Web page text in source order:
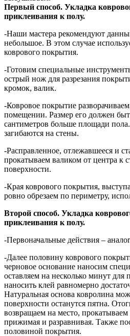
Первый способ. Укладка
приклеивания к полу.
-Наши мастера рекомендуют
небольшое. В этом случае
коврового покрытия.
-Готовим специальные
острый нож для разрезания
кромок, валик.
-Ковровое покрытие
помещении. Размер его должен
сантиметров больше площади
загибаются на стены.
-Расправленное, отлежавшееся и
прокатываем валиком от центра к
поверхности.
-Края коврового покрытия,
ровно обрезаем по периметру,
Второй способ. Укладка
приклеивания к полу.
-Первоначальные действия –
-Далее половину коврового
черновое основание наносим
оставляем на несколько минут
наносить клей равномерно
Натуральная основа ковролина
поверхности останутся пятна.
возвращаем на место,
прижимая и разравнивая. Также
половиной покрытия.